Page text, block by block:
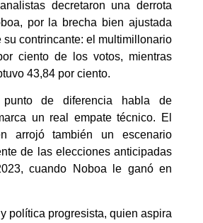
decretaron una derrota
por la brecha bien ajustada
su contrincante: el multimillonario
ciento de los votos, mientras
43,84 por ciento.
de diferencia habla de
un real empate técnico. El
arrojó también un escenario
de las elecciones anticipadas
cuando Noboa le ganó en
política progresista, quien aspira